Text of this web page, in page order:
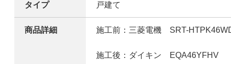
タイプ 戸建て
商品詳細 施工前：三菱電機 SRT-
施工後：ダイキン EQA46YFHV